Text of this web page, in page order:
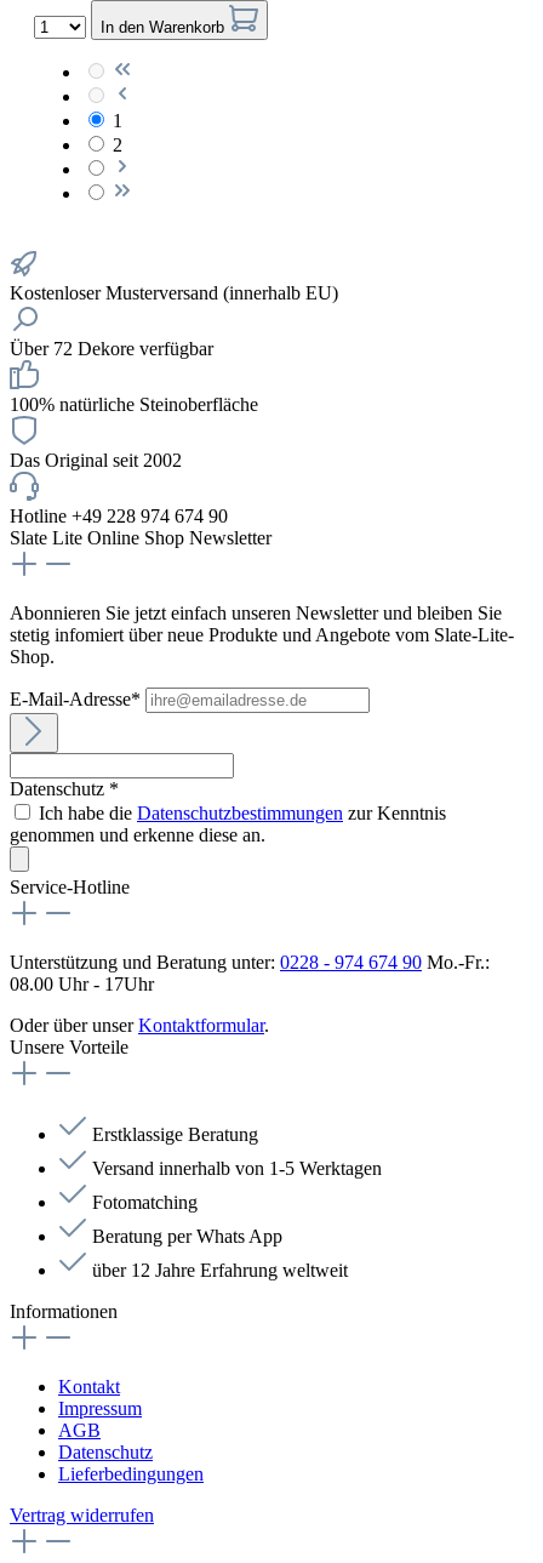
In den Warenkorb
1
2
Kostenloser Musterversand (innerhalb EU)
Über 72 Dekore verfügbar
100% natürliche Steinoberfläche
Das Original seit 2002
Hotline +49 228 974 674 90
Slate Lite Online Shop Newsletter
Abonnieren Sie jetzt einfach unseren Newsletter und bleiben Sie
stetig infomiert über neue Produkte und Angebote vom Slate-Lite-
Shop.
E-Mail-Adresse*
Datenschutz *
Ich habe die Datenschutzbestimmungen zur Kenntnis
genommen und erkenne diese an.
Service-Hotline
Unterstützung und Beratung unter: 0228 - 974 674 90 Mo.-Fr.:
08.00 Uhr - 17Uhr
Oder über unserKontaktformular.
Unsere Vorteile
Erstklassige Beratung
Versand innerhalb von 1-5 Werktagen
Fotomatching
Beratung per Whats App
über 12 Jahre Erfahrung weltweit
Informationen
Kontakt
Impressum
AGB
Datenschutz
Lieferbedingungen
Vertrag widerrufen